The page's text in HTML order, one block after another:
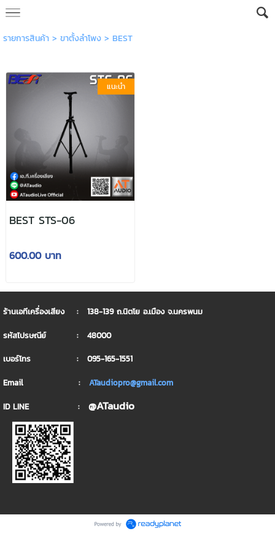
รายการสินค้า> ขาตั้งลำโพง> BEST
แนะนำ
BEST STS-06
600.00 บาท
ร้านเอทีเครื่องเสียง : 138-139 ถ.นิตโย อ.เมือง จ.นครพนม
รหัสไปรษณีย์ : 48000
เบอร์โทร : 095-165-1551
Email : ATaudiopro@gmail.com
ID LINE : @ATaudio